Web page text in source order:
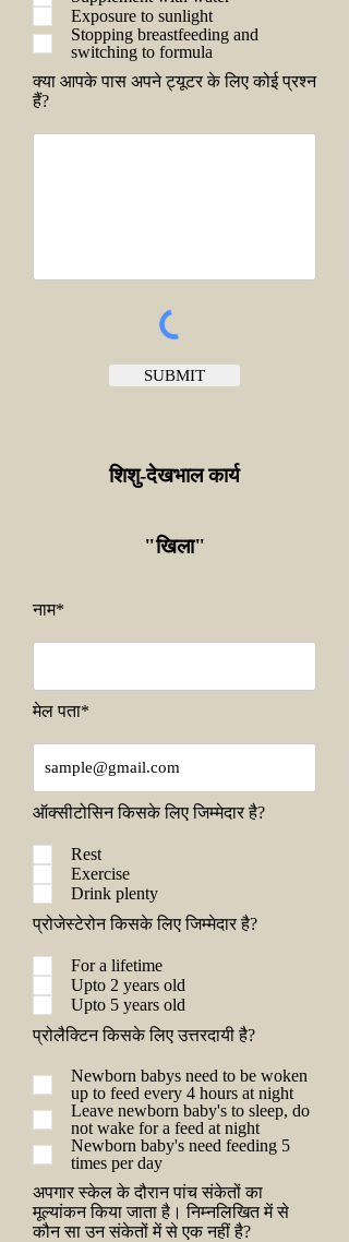
Exposure to sunlight
Stopping breastfeeding and
switching to formula
क्या आपके पास अपने ट्यूटर के लिए कोई प्रश्न
हैं?
SUBMIT
शिशु-देखभाल कार्य
"खिला"
नाम*
मेल पता*
ऑक्सीटोसिन किसके लिए जिम्मेदार है?
Rest
Exercise
Drink plenty
प्रोजेस्टेरोन किसके लिए जिम्मेदार है?
For a lifetime
Upto 2 years old
Upto 5 years old
प्रोलैक्टिन किसके लिए उत्तरदायी है?
Newborn babys need to be woken
up to feed every 4 hours at night
Leave newborn baby's to sleep, do
not wake for a feed at night
Newborn baby's need feeding 5
times per day
अपगार स्केल के दौरान पांच संकेतों का
मूल्यांकन किया जाता है। निम्नलिखित में से
कौन सा उन संकेतों में से एक नहीं है?